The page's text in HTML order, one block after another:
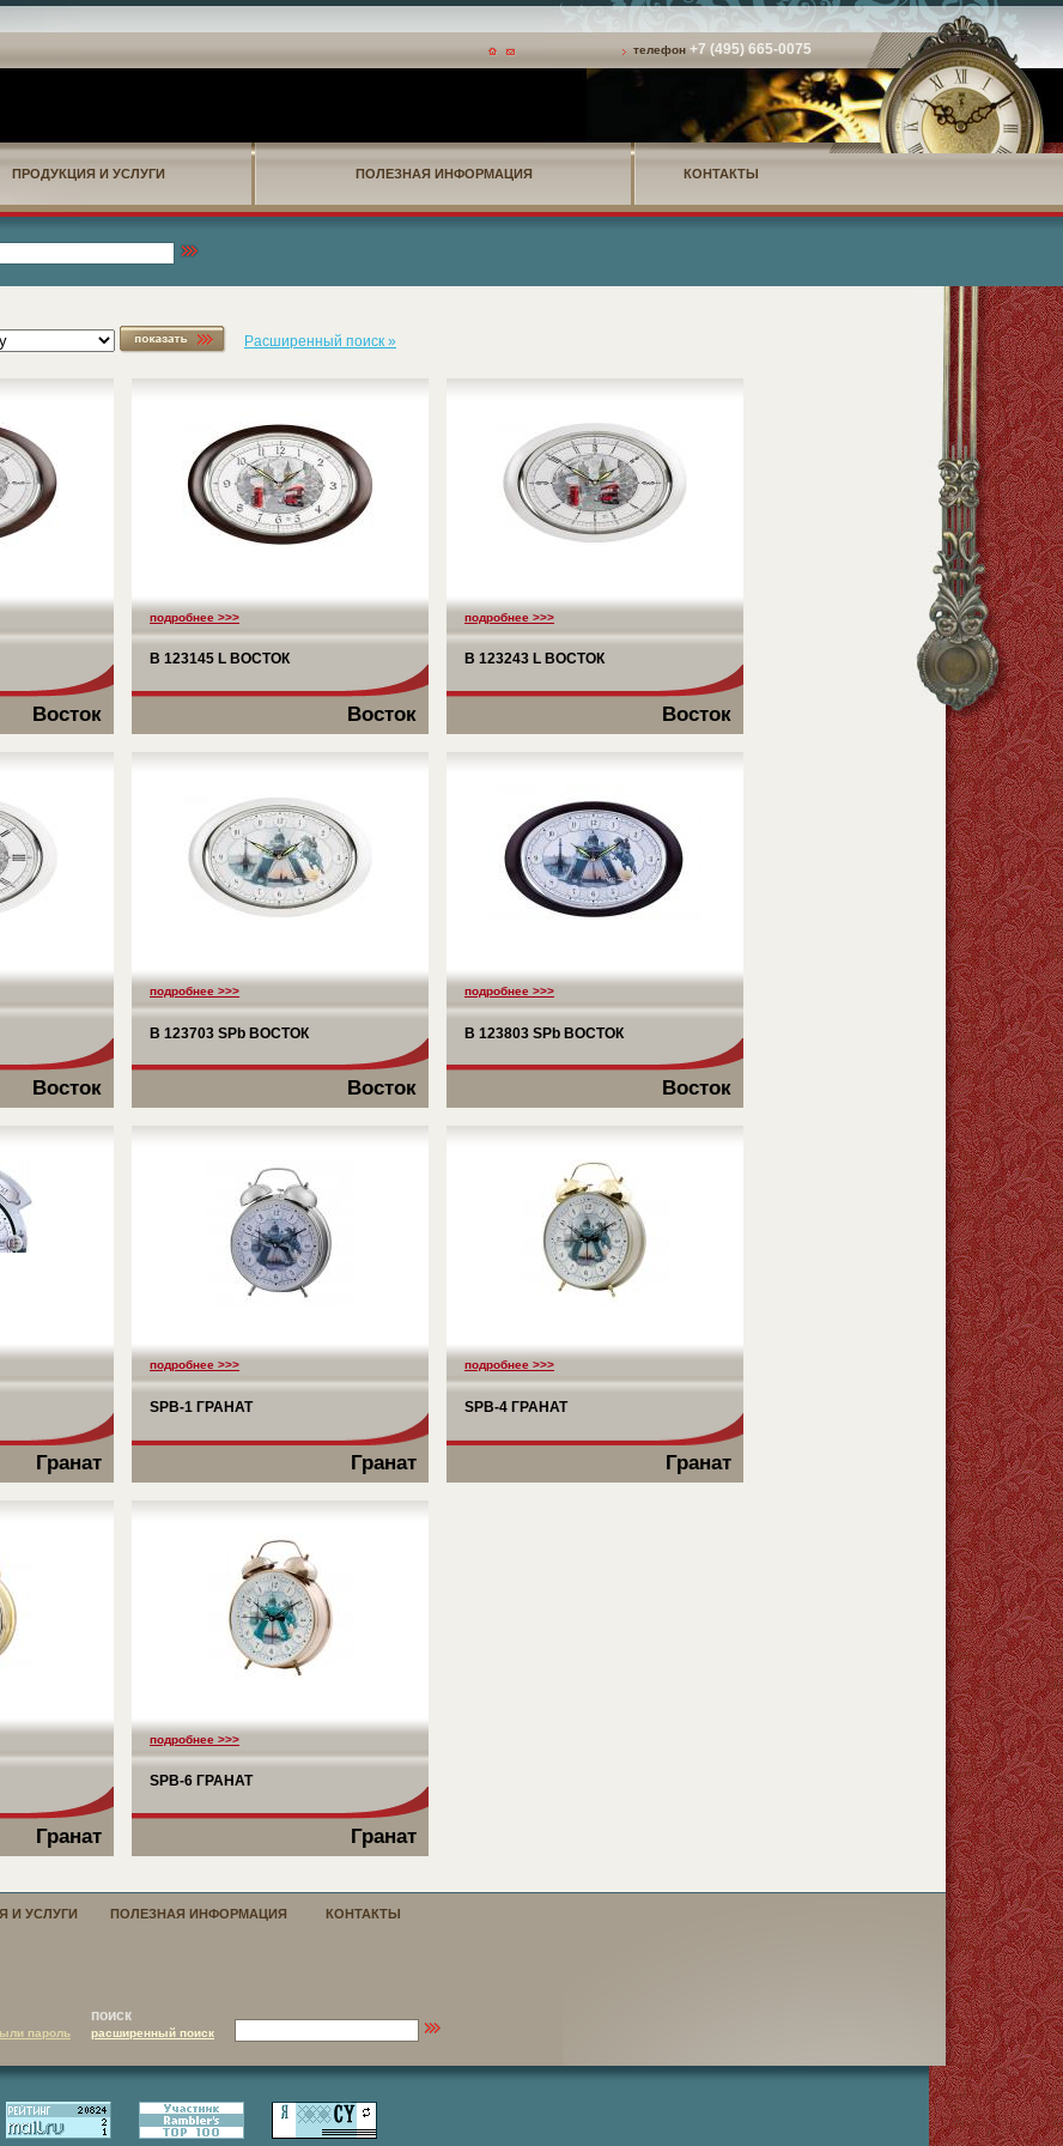
телефон +7 (495) 665-0075
ПРОДУКЦИЯ И УСЛУГИ ПОЛЕЗНАЯ ИНФОРМАЦИЯ КОНТАКТЫ
Расширенный поиск »
Восток
подробнее >>>
B 123145 L ВОСТОК
Восток
подробнее >>>
B 123243 L ВОСТОК
Восток
Восток
подробнее >>>
B 123703 SPb ВОСТОК
Восток
подробнее >>>
B 123803 SPb ВОСТОК
Восток
Гранат
подробнее >>>
SPB-1 ГРАНАТ
Гранат
подробнее >>>
SPB-4 ГРАНАТ
Гранат
Гранат
подробнее >>>
SPB-6 ГРАНАТ
Гранат
И УСЛУГИ ПОЛЕЗНАЯ ИНФОРМАЦИЯ КОНТАКТЫ
пароль
поиск
расширенный поиск